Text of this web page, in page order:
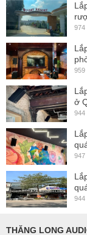
Giao diện
Hai chế độ
abstention
Sáu ổ cắm
cuối mỗi
Hai đầu vào
Một biến áp
(kênh hội nghị)
Sáu đầu ra
cho ngôn ngữ
Ổ cắm
cho các đơn
8200 AO
974
959
ở
944
947
944
THĂNG LONG